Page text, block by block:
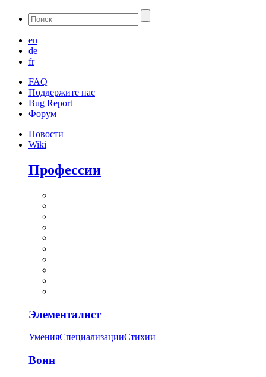
en
de
fr
FAQ
Поддержите нас
Bug Report
Форум
Новости
Wiki
Профессии
Элементалист
УменияСпециализацииСтихии
Воин